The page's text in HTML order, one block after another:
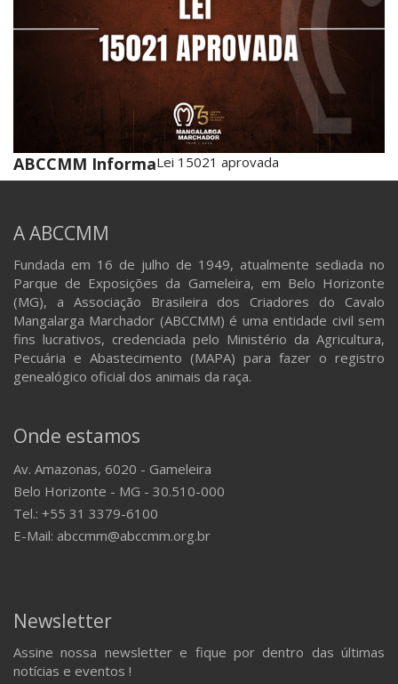
ABCCMM InformaLei 15021 aprovada
A ABCCMM
Fundada em 16 de julho de 1949, atualmente sediada no
Parque de Exposições da Gameleira, em Belo Horizonte
(MG), a Associação Brasileira dos Criadores do Cavalo
Mangalarga Marchador (ABCCMM) é uma entidade civil sem
fins lucrativos, credenciada pelo Ministério da Agricultura,
Pecuária e Abastecimento (MAPA) para fazer o registro
genealógico oficial dos animais da raça.
Onde estamos
Av. Amazonas, 6020 - Gameleira
Belo Horizonte - MG - 30.510-000
Tel.: +55 31 3379-6100
E-Mail: abccmm@abccmm.org.br
Newsletter
Assine nossa newsletter e fique por dentro das últimas
notícias e eventos !